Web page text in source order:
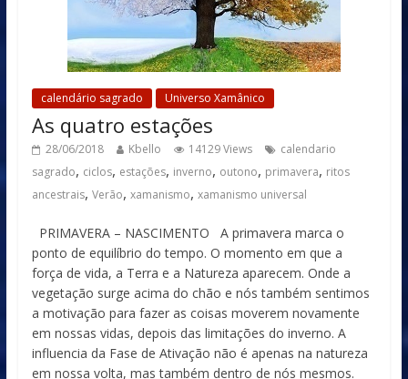
calendário sagrado Universo Xamânico
As quatro estações
28/06/2018 Kbello 14129 Views
calendario
sagrado, ciclos, estações, inverno, outono, primavera, ritos
ancestrais, Verão, xamanismo, xamanismo universal
PRIMAVERA – NASCIMENTO A primavera marca o
ponto de equilíbrio do tempo. O momento em que a
força de vida, a Terra e a Natureza aparecem. Onde a
vegetação surge acima do chão e nós também sentimos
a motivação para fazer as coisas moverem novamente
em nossas vidas, depois das limitações do inverno. A
influencia da Fase de Ativação não é apenas na natureza
em nossa volta, mas também dentro de nós mesmos.